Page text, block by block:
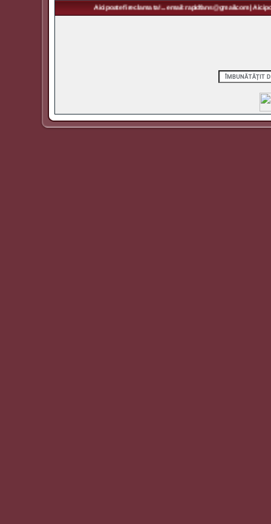
Aici poate fi reclama ta! ... email: rapidfans@gmail.com | Aici poate fi